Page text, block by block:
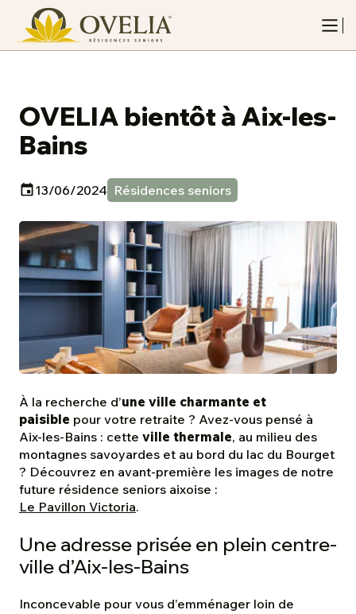
OVELIA bientôt à Aix-les-
Bains
13/06/2024 Résidences seniors
À la recherche d’une ville charmante et
paisible pour votre retraite ? Avez-vous pensé à
Aix-les-Bains : cette ville thermale, au milieu des
montagnes savoyardes et au bord du lac du Bourget
? Découvrez en avant-première les images de notre
future résidence seniors aixoise :
Le Pavillon Victoria.
Une adresse prisée en plein centre-
ville d’Aix-les-Bains
Inconcevable pour vous d’emménager loin de